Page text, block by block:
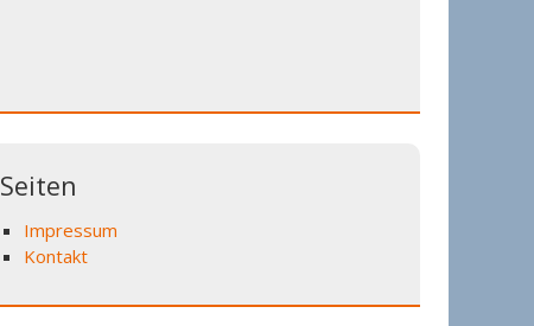
Seiten
Impressum
Kontakt